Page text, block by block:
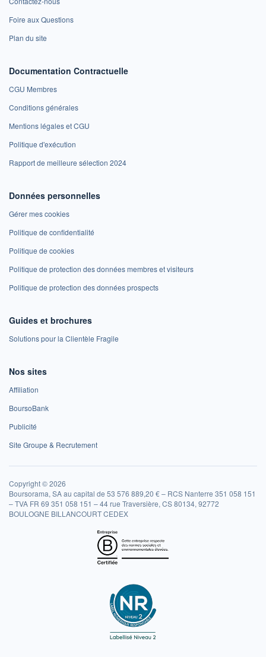
Foire aux Questions
Plan du site
Documentation Contractuelle
CGU Membres
Conditions générales
Mentions légales et CGU
Politique d'exécution
Rapport de meilleure sélection 2024
Données personnelles
Gérer mes cookies
Politique de confidentialité
Politique de cookies
Politique de protection des données membres et visiteurs
Politique de protection des données prospects
Guides et brochures
Solutions pour la Clientèle Fragile
Nos sites
Affiliation
BoursoBank
Publicité
Site Groupe & Recrutement
Copyright © 2026
Boursorama, SA au capital de 53 576 889,20 € – RCS Nanterre 351 058 151
– TVA FR 69 351 058 151 – 44 rue Traversière, CS 80134, 92772
BOULOGNE BILLANCOURT CEDEX